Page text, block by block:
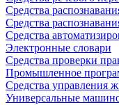
Средства
Средства
Средства
Электронные словари
Средства проверки
Промышленное
Средства управления
Универсальные